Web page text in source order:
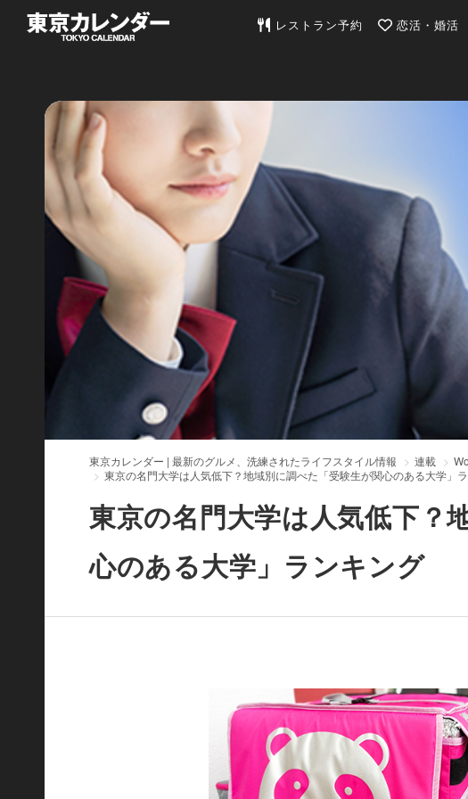
東京カレンダー | 最新のグルメ、
レストラン予約 恋活・婚活
東京カレンダー | 最新のグルメ、洗練されたライフスタイル情報 連載
東京の名門大学は人気低下？地域別に調べた「受験生が関心のある大学」
東京の名門大学は人気低下？
心のある大学」ランキング